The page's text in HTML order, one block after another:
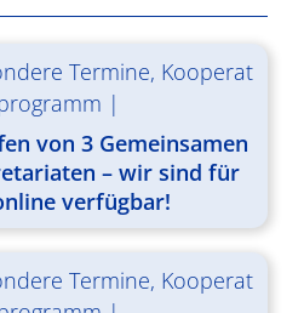
h
t
e
n
N
a
n
Termine, Kooperat
|
von 3 Gemeinsamen
– wir sind für
verfügbar!
Termine, Kooperat